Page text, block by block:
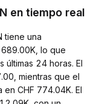
en tiempo real
tiene una
lo que
últimas 24 horas. El
mientras que el
CHF 774.04K. El